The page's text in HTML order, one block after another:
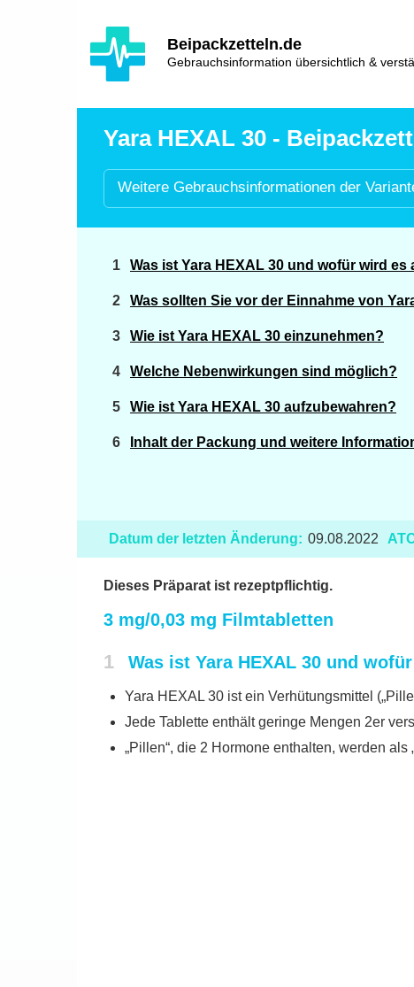
Beipackzetteln.de
Gebrauchsinformation übersichtlich &
Hlavní
navigace
Yara HEXAL 30 -
Weitere Gebrauchsinformationen der
Was ist Yara HEXAL 30 und wofür wird es
Was sollten Sie vor der Einnahme von
Wie ist Yara HEXAL 30 einzunehmen?
Welche Nebenwirkungen sind möglich?
Wie ist Yara HEXAL 30 aufzubewahren?
Inhalt der Packung und weitere
Datum der letzten Änderung: 09.08.2022
Dieses Präparat ist rezeptpflichtig.
3 mg/0,03 mg Filmtabletten
1 Was ist Yara HEXAL 30 und
Yara HEXAL 30 ist ein Verhütungsmittel
Jede Tablette enthält geringe Mengen 2er
„Pillen“, die 2 Hormone enthalten, werden